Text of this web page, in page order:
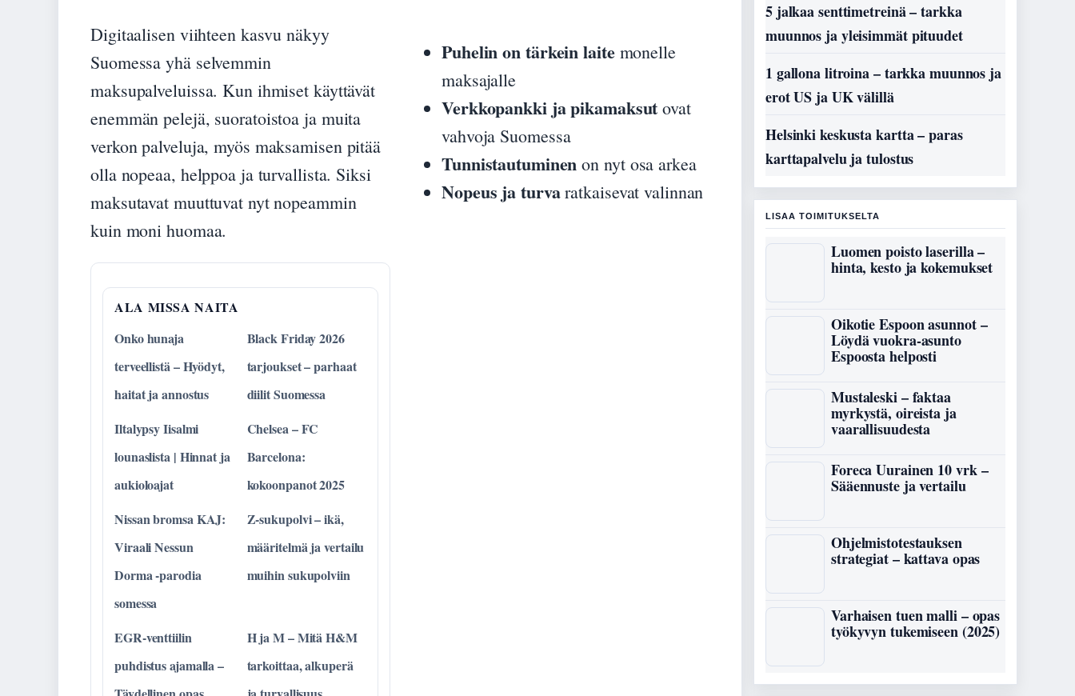
Digitaalisen viihteen kasvu näkyy
Suomessa yhä selvemmin
maksupalveluissa. Kun ihmiset käyttävät
enemmän pelejä, suoratoistoa ja muita
verkon palveluja, myös maksamisen pitää
olla nopeaa, helppoa ja turvallista. Siksi
maksutavat muuttuvat nyt nopeammin
kuin moni huomaa.
ALA MISSA NAITA
Onko hunaja
terveellistä – Hyödyt,
haitat ja annostus
Black Friday 2026
tarjoukset – parhaat
diilit Suomessa
Iltalypsy Iisalmi
lounaslista | Hinnat ja
aukioloajat
Chelsea – FC
Barcelona:
kokoonpanot 2025
Nissan bromsa KAJ:
Viraali Nessun
Dorma -parodia
somessa
Z-sukupolvi – ikä,
määritelmä ja vertailu
muihin sukupolviin
EGR-venttiilin
puhdistus ajamalla –
H ja M – Mitä H&M
tarkoittaa, alkuperä
Puhelin on tärkein laitemonelle
maksajalle
Verkkopankki ja pikamaksut ovat
vahvoja Suomessa
Tunnistautuminen on nyt osa arkea
Nopeus ja turvaratkaisevat valinnan
5 jalkaa senttimetreinä – tarkka
muunnos ja yleisimmät pituudet
1 gallona litroina – tarkka muunnos ja
erot US ja UK välillä
Helsinki keskusta kartta – paras
karttapalvelu ja tulostus
LISAA TOIMITUKSELTA
Luomen poisto laserilla –
hinta, kesto ja kokemukset
Oikotie Espoon asunnot –
Löydä vuokra-asunto
Espoosta helposti
Mustaleski – faktaa
myrkystä, oireista ja
vaarallisuudesta
Foreca Uurainen 10 vrk –
Sääennuste ja vertailu
Ohjelmistotestauksen
strategiat – kattava opas
Varhaisen tuen malli – opas
työkyvyn tukemiseen (2025)